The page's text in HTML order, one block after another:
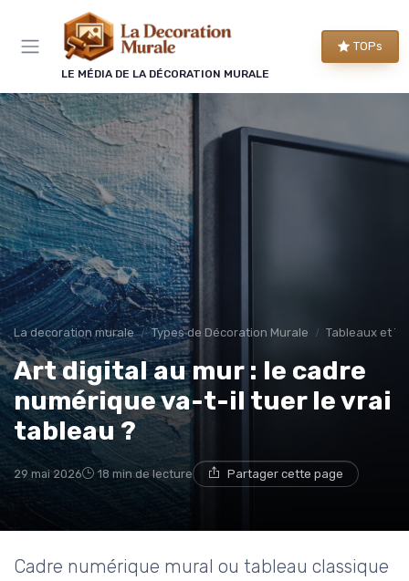
LE MÉDIA DE LA DÉCORATION MURALE
TOPs
La decoration murale Types de Décoration Murale Tableaux et
Art digital au mur : le cadre
numérique va-t-il tuer le vrai
tableau ?
29 mai 2026 18 min de lecture Partager cette page
Cadre numérique mural ou tableau classique
Panneau de gestion des cookies